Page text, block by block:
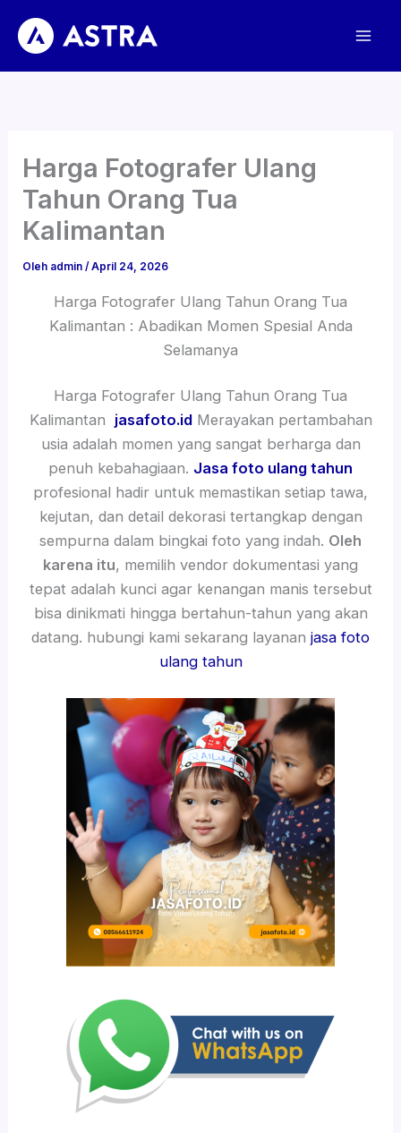
konten
Harga Fotografer Ulang
Tahun Orang Tua
Kalimantan
Oleh admin/April 24, 2026
Harga Fotografer Ulang Tahun Orang Tua
Kalimantan : Abadikan Momen Spesial Anda
Selamanya
Harga Fotografer Ulang Tahun Orang Tua
Kalimantan jasafoto.idMerayakan pertambahan
usia adalah momen yang sangat berharga dan
penuh kebahagiaan. Jasa foto ulang tahun
profesional hadir untuk memastikan setiap tawa,
kejutan, dan detail dekorasi tertangkap dengan
sempurna dalam bingkai foto yang indah. Oleh
karena itu, memilih vendor dokumentasi yang
tepat adalah kunci agar kenangan manis tersebut
bisa dinikmati hingga bertahun-tahun yang akan
datang. hubungi kami sekarang layanan jasa foto
ulang tahun